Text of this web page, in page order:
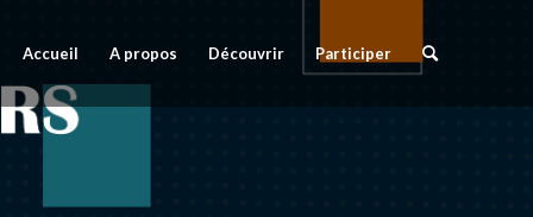
Accueil A propos Découvrir Participer